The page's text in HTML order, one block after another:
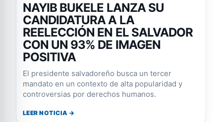
NAYIB BUKELE LANZA SU
CANDIDATURA A LA
REELECCIÓN EN EL SALVADOR
CON UN 93% DE IMAGEN
POSITIVA
El presidente salvadoreño busca un tercer
mandato en un contexto de alta popularidad y
controversias por derechos humanos.
LEER NOTICIA →